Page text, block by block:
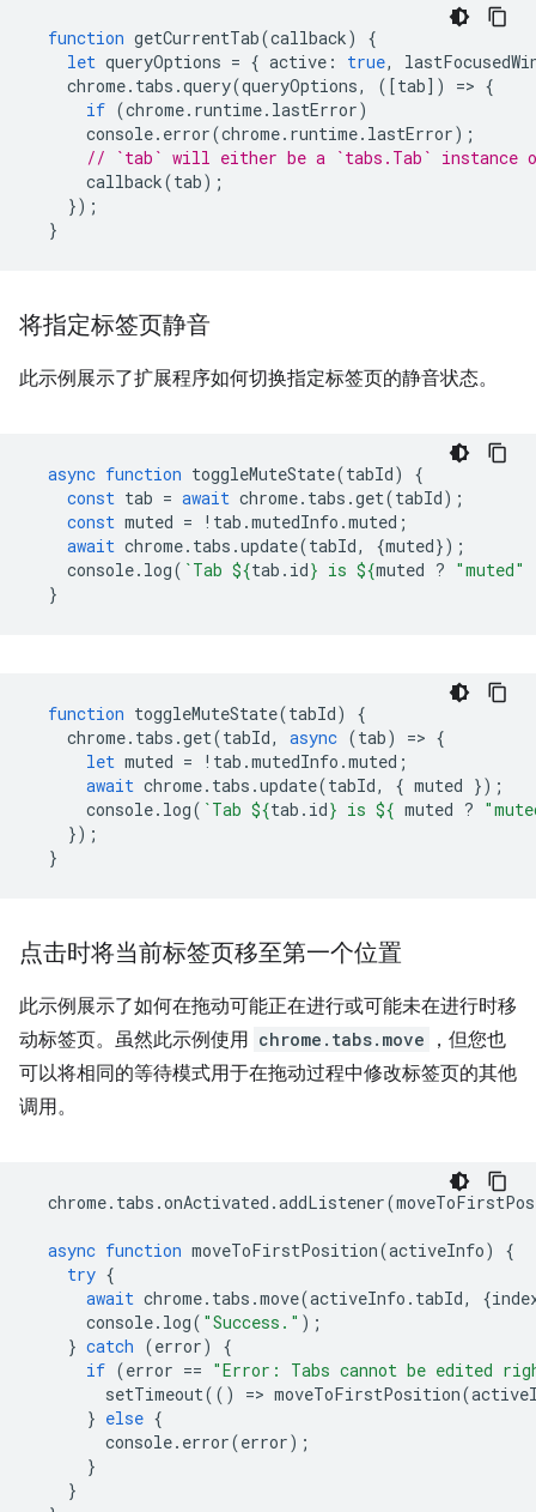
function getCurrentTab(callback)
{
let queryOptions = { active : true,
chrome. tabs .query(queryOptions, ([tab]) => {
if (chrome. runtime. lastError)
console. error(chrome. runtime. lastError);
// `tab` will either be a `tabs.Tab` instance
callback(tab);
});
}
将指定标签页静音
此示例展示了扩展程序如何切换指定标签页的静音状态。
async function toggleMuteState(tabId)
{
const tab = await chrome. tabs .get(tabId);
const muted = ! tab .mutedInfo .muted ;
await chrome. tabs .update(tabId, {muted});
console. log( `Tab ${tab . id} is ${muted ? "muted"
}
function toggleMuteState(tabId)
{
chrome. tabs .get(tabId, async (tab) => {
let muted = ! tab .mutedInfo .muted ;
await chrome. tabs .update(tabId, { muted });
console. log( `Tab ${tab . id} is ${ muted ?
});
}
点击时将当前标签页移至第一个位置
此示例展示了如何在拖动可能正在进行或可能未在进行时移
动标签页。虽然此示例使用 chrome.tabs.move
，但您也
可以将相同的等待模式用于在拖动过程中修改标签页的其他
调用。
chrome. tabs .onActivated .addListener(
async function moveToFirstPosition(activeInfo)
{
try {
await chrome. tabs .move(activeInfo . tabId, {
console. log( "Success." );
} catch (error)
{
if (error == "Error: Tabs cannot be edited
setTimeout(() => moveToFirstPosition(
} else {
console. error(error);
}
}